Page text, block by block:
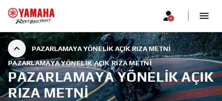
PAZARLAMAYA YÖNELIK AÇIK RIZA METNI
PAZARLAMAYA YÖNELIK AÇIK RIZA METNI
PAZARLAMAYA YÖNELIK AÇIK
RIZA METNI